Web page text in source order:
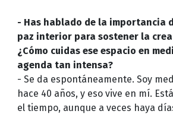
- Has hablado de la importancia
paz interior para sostener la
¿Cómo cuidas ese espacio en
agenda tan intensa?
- Se da espontáneamente. Soy
hace 40 años, y eso vive en mí.
el tiempo, aunque a veces haya